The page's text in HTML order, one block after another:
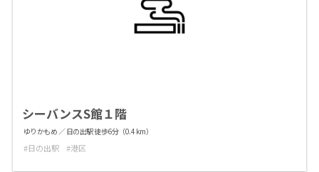
シーバンスS館１階
ゆりかもめ ／ 日の出駅 徒歩6分（0.4 km）
日の出駅 港区